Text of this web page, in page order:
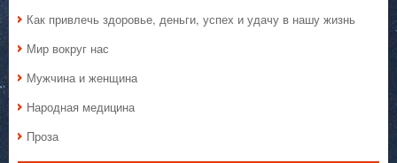
Как привлечь здоровье, деньги, успех и удачу в нашу жизнь
Мир вокруг нас
Мужчина и женщина
Народная медицина
Проза